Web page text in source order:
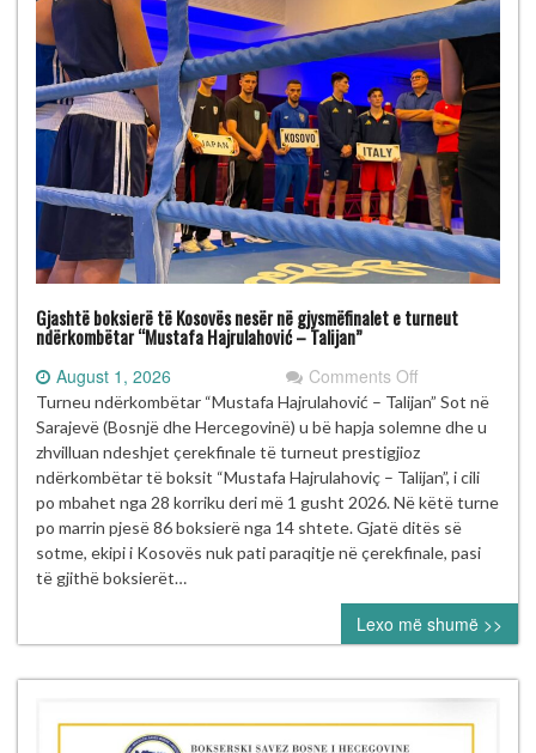
Gjashtë boksierë të Kosovës nesër në gjysmëfinalet e turneut
ndërkombëtar “Mustafa Hajrulahović – Talijan”
August 1, 2026 Comments Offon
Gjashtë
boksierë
të
Kosovës
nesër
në
gjysmëfinalet
turneut
ndërkombëtar
“Mustafa
Hajrulahović
Talijan”
Turneu ndërkombëtar “Mustafa Hajrulahović – Talijan” Sot në
Sarajevë (Bosnjë dhe Hercegovinë) u bë hapja solemne dhe u
zhvilluan ndeshjet çerekfinale të turneut prestigjioz
ndërkombëtar të boksit “Mustafa Hajrulahoviç – Talijan”, i cili
po mbahet nga 28 korriku deri më 1 gusht 2026. Në këtë turne
po marrin pjesë 86 boksierë nga 14 shtete. Gjatë ditës së
sotme, ekipi i Kosovës nuk pati paraqitje në çerekfinale, pasi
të gjithë boksierët…
Lexo më shumë >>